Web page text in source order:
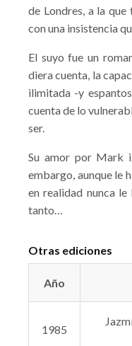
de Londres, a la
con una insistencia
El suyo fue un
diera cuenta, la
ilimitada -y
cuenta de lo
ser.
Su amor por Mark
embargo, aunque le
en realidad nunca
tanto…
Otras ediciones
Año
1985